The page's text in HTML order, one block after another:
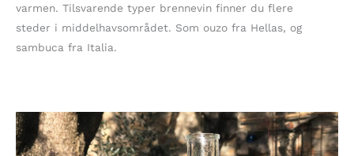
varmen. Tilsvarende typer brennevin finner du flere
steder i middelhavsområdet. Som ouzo fra Hellas, og
sambuca fra Italia.